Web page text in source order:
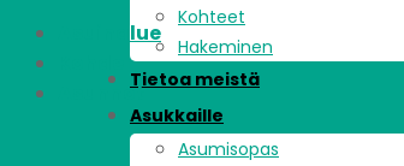
Kohteet
Hakeminen
Tietoa meistä
Asukkaille
Asumisopas
Asuinalue
Asunnot